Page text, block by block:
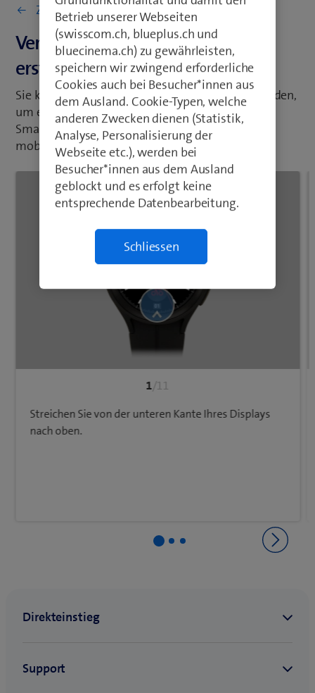
Zurück zu Netz & Verbindungen
Verbindung zum WLAN-Netz
erstellen
Sie können WLAN statt des Mobilnetzes verwenden,
um eine Internetverbindung herzustellen. Ihre
Smartwatch verbraucht auf diese Weise keine
mobilen Daten.
1 /11
Streichen Sie von der unteren Kante Ihres Displays
nach oben.
Betrieb unserer Webseiten
(swisscom.ch, blueplus.ch und
bluecinema.ch) zu gewährleisten,
speichern wir zwingend erforderliche
Cookies auch bei Besucher*innen aus
dem Ausland. Cookie-Typen, welche
anderen Zwecken dienen (Statistik,
Analyse, Personalisierung der
Webseite etc.), werden bei
Besucher*innen aus dem Ausland
geblockt und es erfolgt keine
entsprechende Datenbearbeitung.
Schliessen